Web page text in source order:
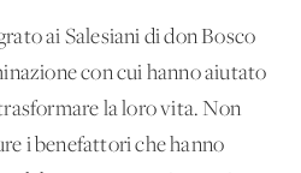
ai Salesiani di don Bosco
con cui hanno aiutato
la loro vita. Non
i benefattori che hanno